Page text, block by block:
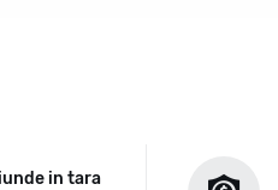
in tara